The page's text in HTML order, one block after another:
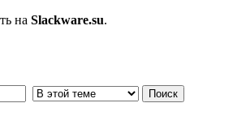
на Slackware.su.